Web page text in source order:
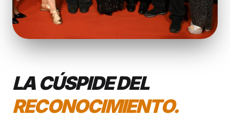
LA CÚSPIDE DEL
RECONOCIMIENTO.